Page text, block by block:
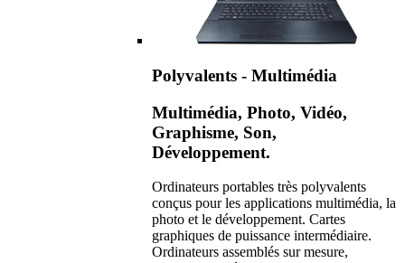
Polyvalents - Multimédia
Multimédia, Photo, Vidéo,
Graphisme, Son,
Développement.
Ordinateurs portables très polyvalents
conçus pour les applications multimédia, la
photo et le développement. Cartes
graphiques de puissance intermédiaire.
Ordinateurs assemblés sur mesure,